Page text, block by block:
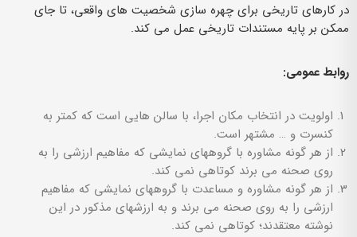
در کارهای تاریخی برای چهره سازی شخصیت های واقعی، تا جای
ممکن بر پایه مستندات تاریخی عمل می کند.
روابط عمومی:
اولویت در انتخاب مکان اجرا، با سالن هایی است که کمتر به
کنسرت و … مشتهر است.
از هر گونه مشاوره با گروههای نمایشی که مفاهیم ارزشی را به
روی صحنه می برند کوتاهی نمی کند.
از هر گونه مشاوره و مساعدت با گروههای نمایشی که مفاهیم
ارزشی را به روی صحنه می برند و به ارزشهای مذکور در این
نوشته معتقدند؛ کوتاهی نمی کند.